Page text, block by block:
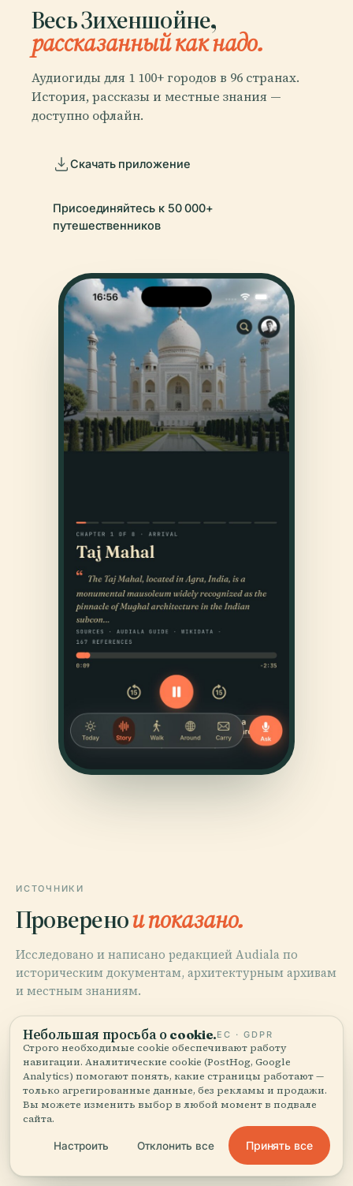
Весь Зихеншойне,
рассказанный как надо.
Аудиогиды для 1 100+ городов в 96 странах.
История, рассказы и местные знания —
доступно офлайн.
Скачать приложение
Присоединяйтесь к 50 000+
путешественников
ИСТОЧНИКИ
Проверенои показано.
Исследовано и написано редакцией Audiala по
историческим документам, архитектурным архивам
и местным знаниям.
Visiting the Siechenscheune in Bamberg: History,
Tickets, and Visitor Info, 2025,
Bamberg Germany: A Tapestry of History and Heritage,
Небольшая просьба о cookie.ЕС · GDPR
Строго необходимые cookie обеспечивают работу
навигации. Аналитические cookie (PostHog, Google
Analytics) помогают понять, какие страницы работают —
только агрегированные данные, без рекламы и продажи.
Вы можете изменить выбор в любой момент в подвале
сайта.
Настроить Отклонить все Принять все